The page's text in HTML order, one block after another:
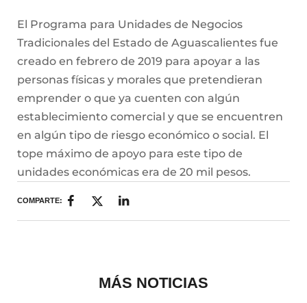
El Programa para Unidades de Negocios
Tradicionales del Estado de Aguascalientes fue
creado en febrero de 2019 para apoyar a las
personas físicas y morales que pretendieran
emprender o que ya cuenten con algún
establecimiento comercial y que se encuentren
en algún tipo de riesgo económico o social. El
tope máximo de apoyo para este tipo de
unidades económicas era de 20 mil pesos.
COMPARTE:
MÁS NOTICIAS